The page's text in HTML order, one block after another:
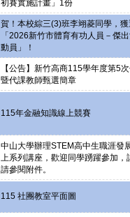
初賽實施計畫」1份
賀！本校綜三(3)班李翊菱同學，獲
「2026新竹市體育有功人員－傑
動員」！
【公告】新竹高商115學年度第5
暨代課教師甄選簡章
115年金融知識線上競賽
中山大學辦理STEM高中生職涯發
上系列講座，歡迎同學踴躍參加，
請參閱附件。
115 社團教室平面圖